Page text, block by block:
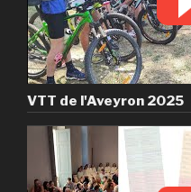
VTT de l'Aveyron 2025